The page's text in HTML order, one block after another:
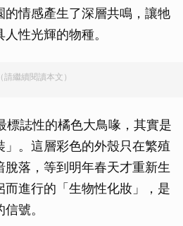
的情感產生了深層共鳴，讓牠
性光輝的物種。
請繼續閱讀本文）
標誌性的橘色大鳥喙，其實是
。這層彩色的外殼只在繁殖
落，等到明年春天才重新生
進行的「生物性化妝」，是
號。